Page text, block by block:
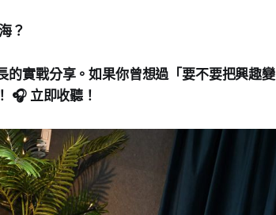
？
實戰分享。如果你曾想過「要不要把興趣變
🎧 立即收聽！